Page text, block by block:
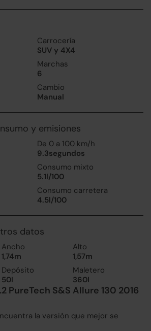
Carrocería
SUV y 4X4
Marchas
6
Cambio
Manual
y emisiones
De 0 a 100 km/h
9.3segundos
Consumo mixto
5.1l/100
Consumo carretera
4.5l/100
datos
Ancho
1,74m
Alto
1,57m
Depósito
50l
Maletero
360l
PureTech S&S Allure 130 2016
la versión que mejor se